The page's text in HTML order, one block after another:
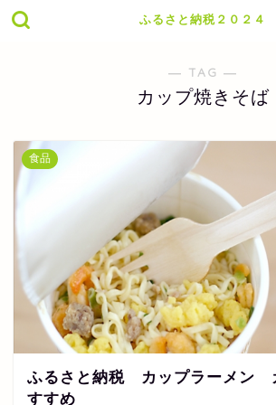
ふるさと納税２０２４
― TAG ―
カップ焼きそば
食品
ふるさと納税 カップラーメン
すすめ